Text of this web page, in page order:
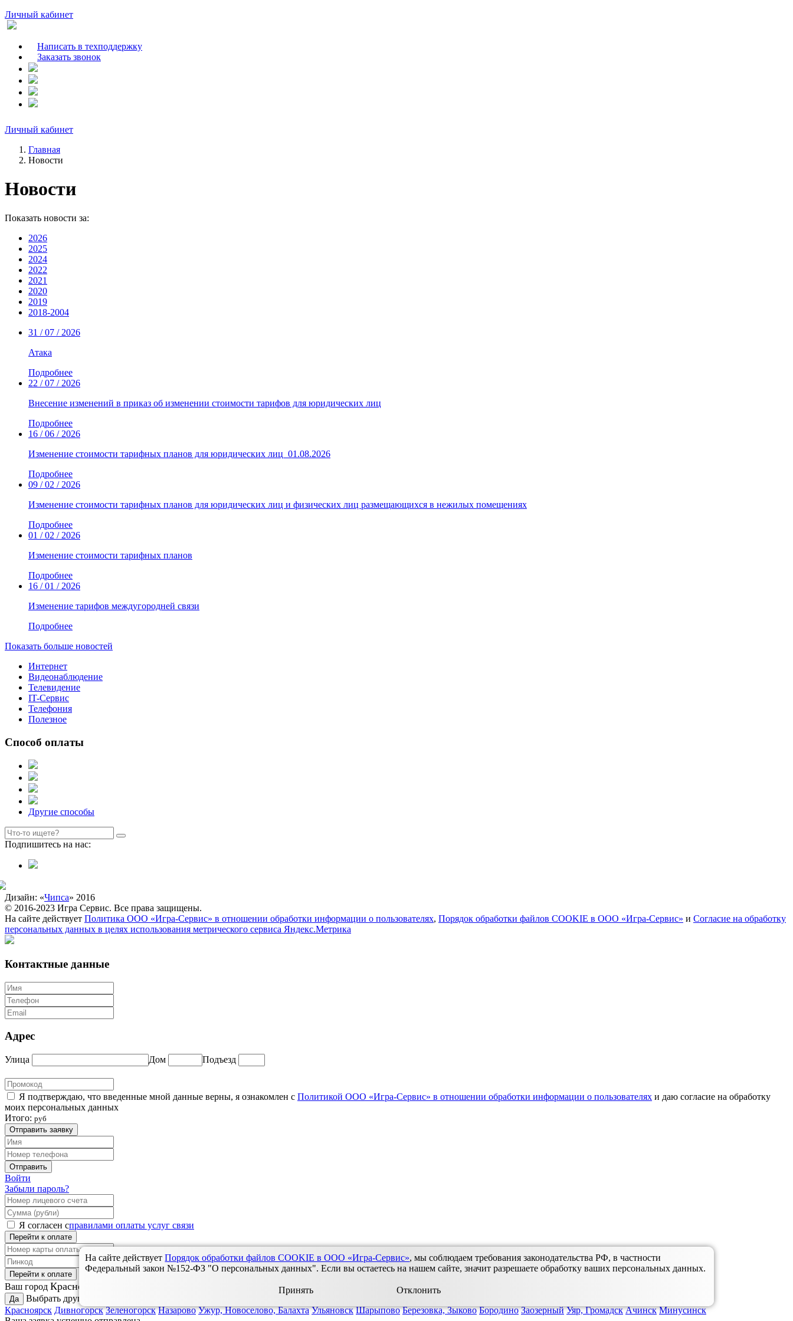
Личный кабинет
Написать в техподдержку
Заказать звонок
Личный кабинет
Главная
Новости
Новости
Показать новости за:
2026
2025
2024
2022
2021
2020
2019
2018-2004
31 / 07 / 2026
Атака
Подробнее
22 / 07 / 2026
Внесение изменений в приказ об изменении стоимости тарифов для юридических лиц
Подробнее
16 / 06 / 2026
Изменение стоимости тарифных планов для юридических лиц_01.08.2026
Подробнее
09 / 02 / 2026
Изменение стоимости тарифных планов для юридических лиц и физических лиц размещающихся в нежилых помещениях
Подробнее
01 / 02 / 2026
Изменение стоимости тарифных планов
Подробнее
16 / 01 / 2026
Изменение тарифов междугородней связи
Подробнее
Показать больше новостей
Интернет
Видеонаблюдение
Телевидение
IT-Сервис
Телефония
Полезное
Способ оплаты
Другие способы
Подпишитесь на нас:
Дизайн: «Чипса» 2016
© 2016-2023 Игра Сервис. Все права защищены.
На сайте действует Политика ООО «Игра-Сервис» в отношении обработки информации о пользователях, Порядок обработки файлов COOKIE в ООО «Игра-Сервис» и Согласие на обработку
персональных данных в целях использования метрического сервиса Яндекс.Метрика
Контактные данные
Адрес
Улица Дом Подъезд
Я подтверждаю, что введенные мной данные верны, я ознакомлен с Политикой ООО «Игра-Сервис» в отношении обработки информации о пользователях и даю согласие на обработку
моих персональных данных
Итого: руб
Отправить заявку
Отправить
Войти
Забыли пароль?
Я согласен справилами оплаты услуг связи
Перейти к оплате
Перейти к оплате
Ваш город Красноярск?
Да
Выбрать другой:
Красноярск Дивногорск Зеленогорск Назарово Ужур, Новоселово, Балахта Ульяновск Шарыпово Березовка, Зыково Бородино Заозерный Уяр, Громадск Ачинск Минусинск
На сайте действуетПорядок обработки файлов COOKIE в ООО «Игра-Сервис», мы соблюдаем требования законодательства РФ, в частности
Федеральный закон №152-ФЗ "О персональных данных". Если вы остаетесь на нашем сайте, значит разрешаете обработку ваших персональных данных.
Принять Отклонить